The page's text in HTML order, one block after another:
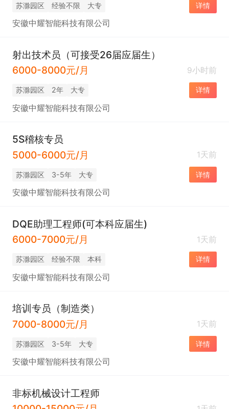
苏滁园区 经验不限 大专 详情
安徽中耀智能科技有限公司
射出技术员（可接受26届应届生）
6000-8000元/月
9小时前
苏滁园区 2年 大专 详情
安徽中耀智能科技有限公司
5S稽核专员
5000-6000元/月
1天前
苏滁园区 3-5年 大专 详情
安徽中耀智能科技有限公司
DQE助理工程师(可本科应届生)
6000-7000元/月
1天前
苏滁园区 经验不限 本科 详情
安徽中耀智能科技有限公司
培训专员（制造类）
7000-8000元/月
1天前
苏滁园区 3-5年 大专 详情
安徽中耀智能科技有限公司
非标机械设计工程师